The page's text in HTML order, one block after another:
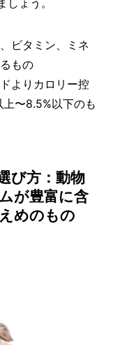
ょう。
ビタミン、ミネ
もの
よりカロリー控
〜8.5%以下のも
び方：動物
が豊富に含
めのもの